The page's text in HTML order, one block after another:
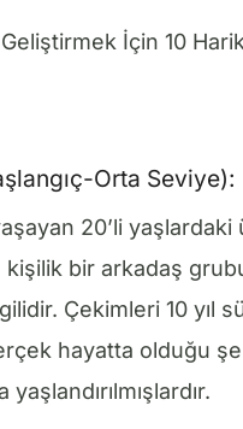
Orta Seviye):
20’li yaşlardaki
kişilik bir arkadaş
Çekimleri 10 yıl
hayatta olduğu